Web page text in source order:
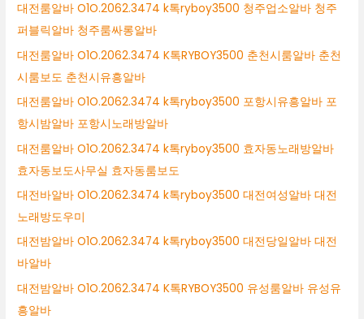
대전룸알바 O1O.2062.3474 k톡ryboy3500 청주업소알바 청주
퍼블릭알바 청주룸싸롱알바
대전룸알바 O1O.2062.3474 K톡RYBOY3500 춘천시룸알바 춘천
시룸보도 춘천시유흥알바
대전룸알바 O1O.2062.3474 k톡ryboy3500 포항시유흥알바 포
항시밤알바 포항시노래방알바
대전룸알바 O1O.2062.3474 k톡ryboy3500 효자동노래방알바
효자동보도사무실 효자동룸보도
대전바알바 O1O.2062.3474 k톡ryboy3500 대전여성알바 대전
노래방도우미
대전밤알바 O1O.2062.3474 k톡ryboy3500 대전당일알바 대전
바알바
대전밤알바 O1O.2062.3474 K톡RYBOY3500 유성룸알바 유성유
흥알바